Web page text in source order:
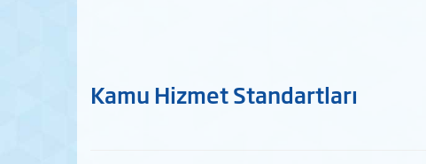
Kamu Hizmet Standartları